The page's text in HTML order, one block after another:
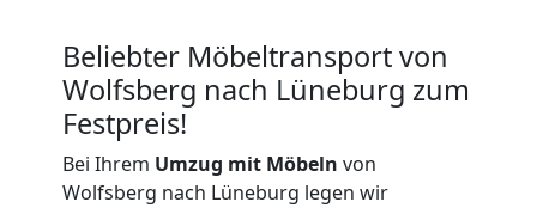
Beliebter Möbeltransport von
Wolfsberg nach Lüneburg zum
Festpreis!
Bei Ihrem Umzug mit Möbeln von
Wolfsberg nach Lüneburg legen wir
Wolfsberg
Expressumzug